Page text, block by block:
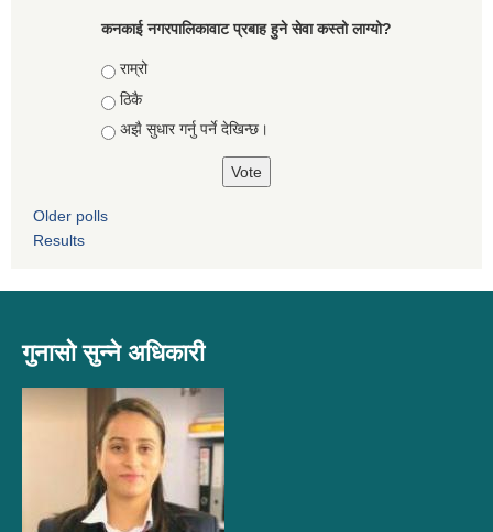
कनकाई नगरपालिकावाट प्रबाह हुने सेवा कस्तो लाग्यो?
Choices
राम्रो
ठिकै
अझै सुधार गर्नु पर्ने देखिन्छ।
Older polls
Results
गुनासो सुन्ने अधिकारी